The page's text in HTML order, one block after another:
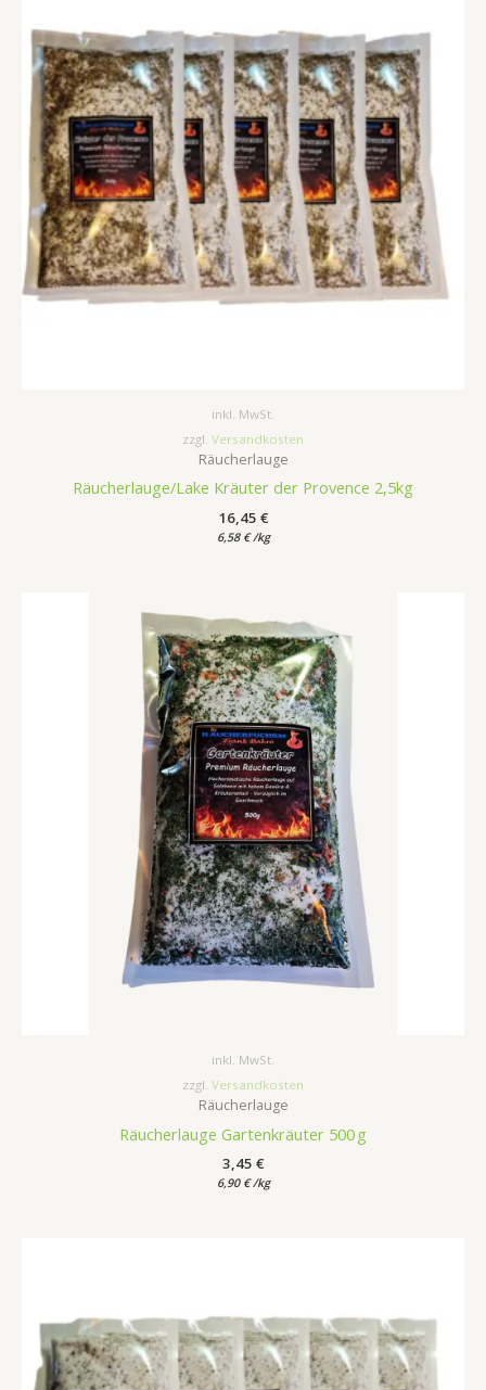
inkl. MwSt.
zzgl. Versandkosten
Räucherlauge
Räucherlauge/Lake Kräuter der Provence 2,5kg
16,45 €
6,58 € /kg
inkl. MwSt.
zzgl. Versandkosten
Räucherlauge
Räucherlauge Gartenkräuter 500 g
3,45 €
6,90 € /kg